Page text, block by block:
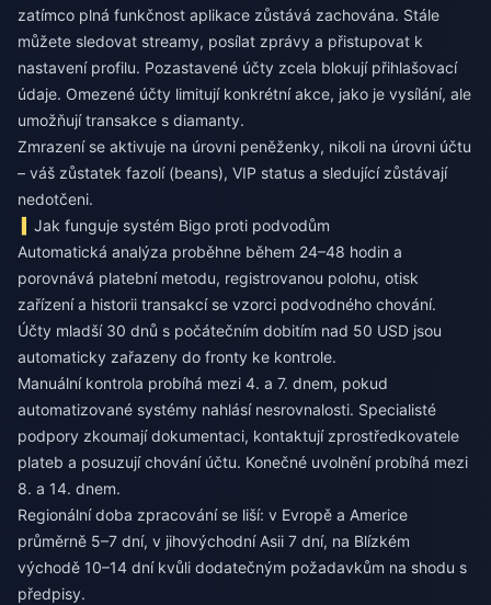
zatímco plná funkčnost aplikace zůstává zachována. Stále
můžete sledovat streamy, posílat zprávy a přistupovat k
nastavení profilu. Pozastavené účty zcela blokují přihlašovací
údaje. Omezené účty limitují konkrétní akce, jako je vysílání, ale
umožňují transakce s diamanty.
Zmrazení se aktivuje na úrovni peněženky, nikoli na úrovni účtu
– váš zůstatek fazolí (beans), VIP status a sledující zůstávají
nedotčeni.
Jak funguje systém Bigo proti podvodům
Automatická analýza proběhne během 24–48 hodin a
porovnává platební metodu, registrovanou polohu, otisk
zařízení a historii transakcí se vzorci podvodného chování.
Účty mladší 30 dnů s počátečním dobitím nad 50 USD jsou
automaticky zařazeny do fronty ke kontrole.
Manuální kontrola probíhá mezi 4. a 7. dnem, pokud
automatizované systémy nahlásí nesrovnalosti. Specialisté
podpory zkoumají dokumentaci, kontaktují zprostředkovatele
plateb a posuzují chování účtu. Konečné uvolnění probíhá mezi
8. a 14. dnem.
Regionální doba zpracování se liší: v Evropě a Americe
průměrně 5–7 dní, v jihovýchodní Asii 7 dní, na Blízkém
východě 10–14 dní kvůli dodatečným požadavkům na shodu s
předpisy.